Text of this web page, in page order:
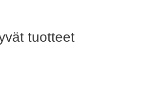
tuotteet